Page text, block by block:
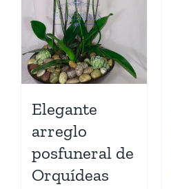
Elegante
arreglo
posfuneral de
Orquídeas